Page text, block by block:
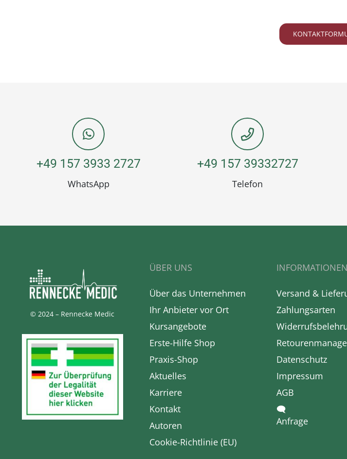
+49 157 3933 2727
WhatsApp
+49 157 39332727
Telefon
© 2024 – Rennecke Medic
ÜBER UNS
Über das Unternehmen
Ihr Anbieter vor Ort
Kursangebote
Erste-Hilfe Shop
Praxis-Shop
Aktuelles
Karriere
Kontakt
Autoren
Cookie-Richtlinie (EU)
INFORMATIONEN
Versand &
Zahlungsarten
Datenschutz
Impressum
AGB
🗨
Anfrage